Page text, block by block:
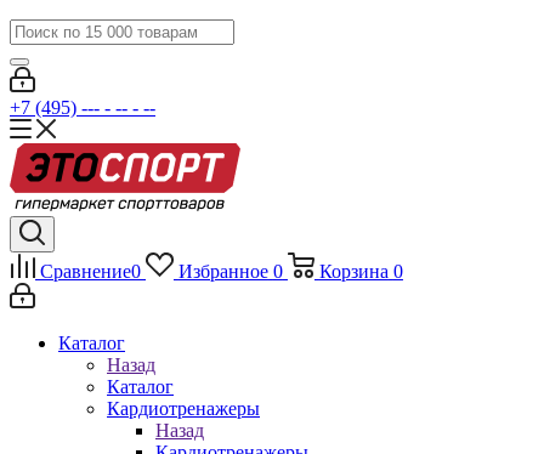
+7 (495) --- - -- - --
Сравнение0 Избранное 0 Корзина 0
Каталог
Назад
Каталог
Кардиотренажеры
Назад